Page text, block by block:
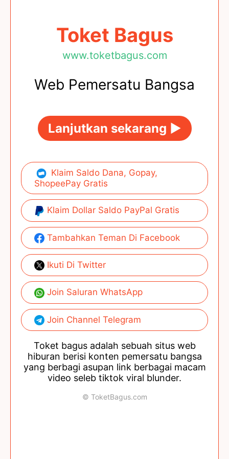
Toket Bagus
www.toketbagus.com
Web Pemersatu Bangsa
Lanjutkan sekarang ►
Klaim Saldo Dana, Gopay,
ShopeePay Gratis
Klaim Dollar Saldo PayPal Gratis
Tambahkan Teman Di Facebook
Ikuti Di Twitter
Join Saluran WhatsApp
Join Channel Telegram
Toket bagus adalah sebuah situs web
hiburan berisi konten pemersatu bangsa
yang berbagi asupan link berbagai macam
video seleb tiktok viral blunder.
© ToketBagus.com